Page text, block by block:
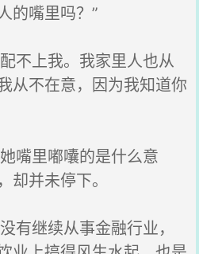
的嘴里吗？”
不上我。我家里人也从
从不在意，因为我知道你
嘴里嘟囔的是什么意
却并未停下。
继续从事金融行业，